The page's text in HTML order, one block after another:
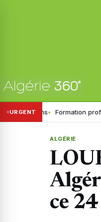
URGENT
Formation
ALGÉRIE
ce